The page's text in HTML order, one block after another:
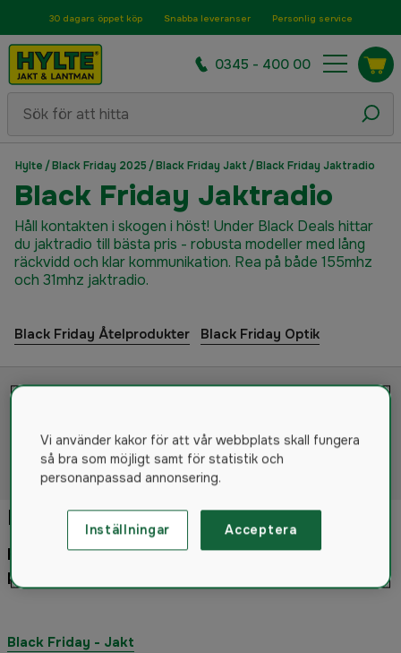
30 dagars öppet köp Snabba leveranser Personlig service
0345 - 400 00
Hylte /Black Friday 2025 /Black Friday Jakt /Black Friday Jaktradio
Black Friday Jaktradio
Håll kontakten i skogen i höst! Under Black Deals hittar
du jaktradio till bästa pris - robusta modeller med lång
räckvidd och klar kommunikation. Rea på både 155mhz
och 31mhz jaktradio.
Black Friday Åtelprodukter Black Friday Optik
Du har sett 0 av 0 Produkter
Black Friday Deals på Hylte 2025
För att komma till våra andra Black Friday
kampanjer kan du klicka dig vidare nedan:
Black Friday - Jakt
Vi använder kakor för att vår webbplats skall fungera
så bra som möjligt samt för statistik och
personanpassad annonsering.
Inställningar Acceptera